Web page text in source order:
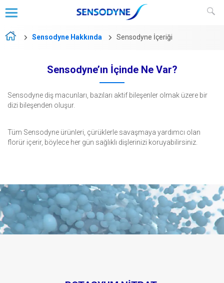
Sensodyne Hakkında Sensodyne İçeriği
Sensodyne’ın İçinde Ne Var?
Sensodyne diş macunları, bazıları aktif bileşenler olmak üzere bir
dizi bileşenden oluşur.
Tüm Sensodyne ürünleri, çürüklerle savaşmaya yardımcı olan
florür içerir, böylece her gün sağlıklı dişlerinizi koruyabilirsiniz.